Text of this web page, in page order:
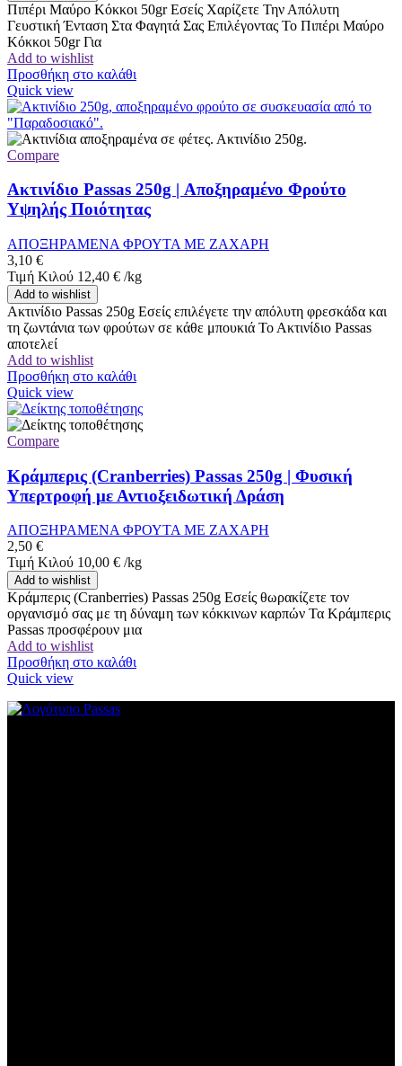
Πιπέρι Μαύρο Κόκκοι 50gr Εσείς Χαρίζετε Την Απόλυτη
Γευστική Ένταση Στα Φαγητά Σας Επιλέγοντας Το Πιπέρι Μαύρο
Κόκκοι 50gr Για
Add to wishlist
Προσθήκη στο καλάθι
Quick view
Compare
Ακτινίδιο Passas 250g | Αποξηραμένο Φρούτο
Υψηλής Ποιότητας
ΑΠΟΞΗΡΑΜΕΝΑ ΦΡΟΥΤΑ ΜΕ ΖΑΧΑΡΗ
3,10 €
Τιμή Κιλού 12,40 € /kg
Add to wishlist
Ακτινίδιο Passas 250g Εσείς επιλέγετε την απόλυτη φρεσκάδα και
τη ζωντάνια των φρούτων σε κάθε μπουκιά Το Ακτινίδιο Passas
αποτελεί
Add to wishlist
Προσθήκη στο καλάθι
Quick view
Compare
Κράμπερις (Cranberries) Passas 250g | Φυσική
Υπερτροφή με Αντιοξειδωτική Δράση
ΑΠΟΞΗΡΑΜΕΝΑ ΦΡΟΥΤΑ ΜΕ ΖΑΧΑΡΗ
2,50 €
Τιμή Κιλού 10,00 € /kg
Add to wishlist
Κράμπερις (Cranberries) Passas 250g Εσείς θωρακίζετε τον
οργανισμό σας με τη δύναμη των κόκκινων καρπών Τα Κράμπερις
Passas προσφέρουν μια
Add to wishlist
Προσθήκη στο καλάθι
Quick view